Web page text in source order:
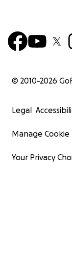
© 2010-2026
Legal
Manage
Your Privacy